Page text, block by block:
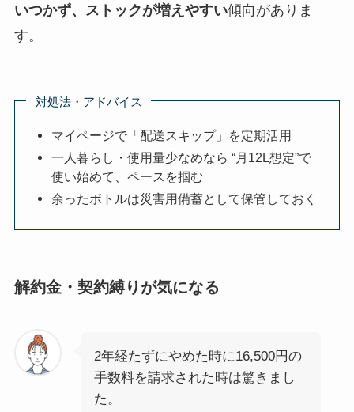
いつかず、ストックが増えやすい傾向がありま
す。
対処法・アドバイス
マイページで「配送スキップ」を定期活用
一人暮らし・使用量少なめなら “月12L想定”で
使い始めて、ペースを掴む
余ったボトルは災害用備蓄として保管しておく
解約金・契約縛りが気になる
2年経たずにやめた時に16,500円の
手数料を請求された時は驚きまし
た。